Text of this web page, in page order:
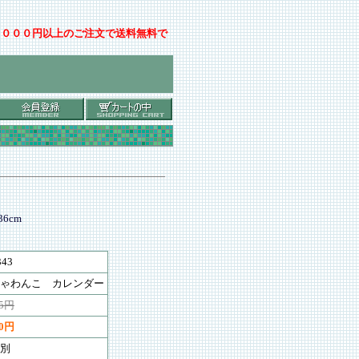
００円以上のご注文で送料無料で
わんこ カレンダー
円
円